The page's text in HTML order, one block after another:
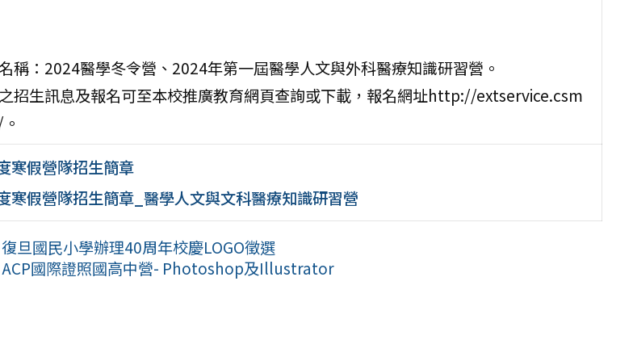
稱：2024醫學冬令營、2024年第一屆醫學人文與外科醫療知識研習營。
招生訊息及報名可至本校推廣教育網頁查詢或下載，報名網址http://extservice.csm
寒假營隊招生簡章
寒假營隊招生簡章_醫學人文與文科醫療知識研習營
復旦國民小學辦理40周年校慶LOGO徵選
ACP國際證照國高中營- Photoshop及Illustrator